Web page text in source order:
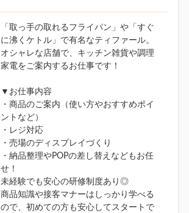
「取っ手の取れるフライパン」や「すぐ
に沸くケトル」で有名なティファール。
オシャレな店舗で、キッチン雑貨や調理
家電をご案内するお仕事です！
▼お仕事内容
・商品のご案内（使い方やおすすめポイ
ントなど）
・レジ対応
・売場のディスプレイづくり
・納品整理やPOPの差し替えなどもお任
せ！
未経験でも安心の研修制度あり◎
商品知識や接客マナーはしっかり学べる
ので、初めての方も安心してスタートで